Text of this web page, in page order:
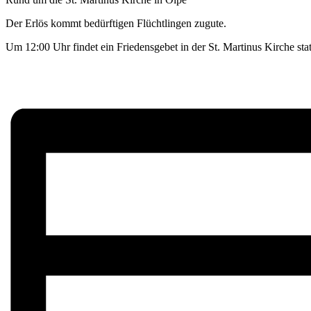
Der Erlös kommt bedürftigen Flüchtlingen zugute.
Um 12:00 Uhr findet ein Friedensgebet in der St. Martinus Kirche